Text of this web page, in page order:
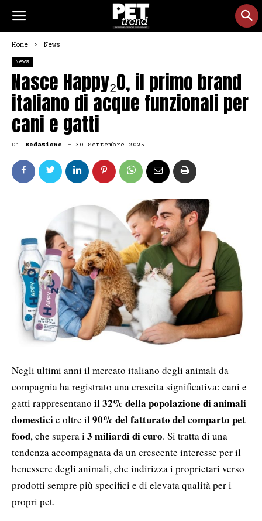
Home News
News
Nasce Happy₂O, il primo brand
italiano di acque funzionali per
cani e gatti
Di Redazione - 30 Settembre 2025
Negli ultimi anni il mercato italiano degli animali da
compagnia ha registrato una crescita significativa: cani e
gatti rappresentano il 32% della popolazione di animali
domesticie oltre il90% del fatturato del comparto pet
food, che supera i 3 miliardi di euro. Si tratta di una
tendenza accompagnata da un crescente interesse per il
benessere degli animali, che indirizza i proprietari verso
prodotti sempre più specifici e di elevata qualità per i
propri pet.